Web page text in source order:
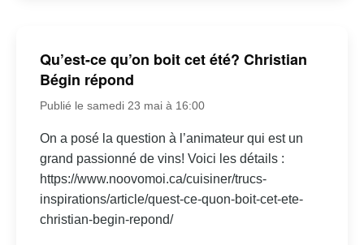
Qu’est-ce qu’on boit cet été? Christian
Bégin répond
Publié le samedi 23 mai à 16:00
On a posé la question à l’animateur qui est un
grand passionné de vins! Voici les détails :
https://www.noovomoi.ca/cuisiner/trucs-
inspirations/article/quest-ce-quon-boit-cet-ete-
christian-begin-repond/